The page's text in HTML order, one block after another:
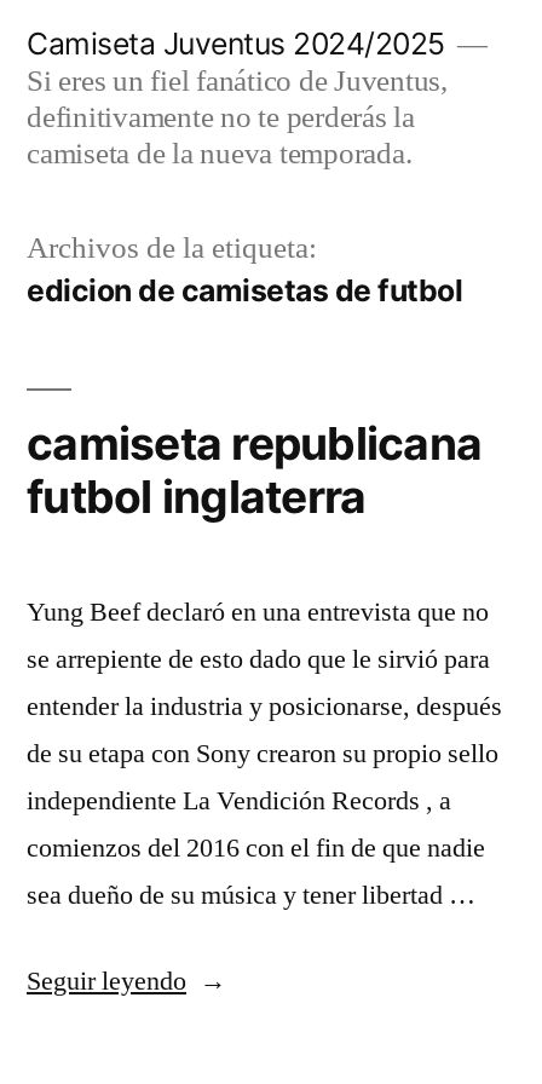
contenido
Camiseta Juventus 2024/2025
Si eres un fiel fanático de Juventus,
definitivamente no te perderás la
camiseta de la nueva temporada.
Archivos de la etiqueta:
edicion de camisetas de futbol
camiseta republicana
futbol inglaterra
Yung Beef declaró en una entrevista que no
se arrepiente de esto dado que le sirvió para
entender la industria y posicionarse, después
de su etapa con Sony crearon su propio sello
independiente La Vendición Records , a
comienzos del 2016 con el fin de que nadie
sea dueño de su música y tener libertad …
Seguir leyendo«camiseta